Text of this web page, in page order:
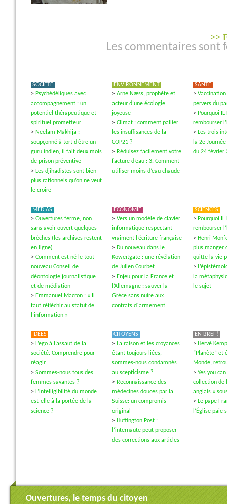
>>
Les commentaires sont
SOCIÉTÉ
> Psychédéliques avec
accompagnement : un
potentiel thérapeutique et
spirituel prometteur
> Neelam Makhija :
soupçonné à tort d’être un
guru indien, il fait deux mois
de prison préventive
> Les djihadistes sont bien
plus rationnels qu’on ne veut
le croire
ENVIRONNEMENT
> Arne Næss, prophète et
acteur d’une écologie
joyeuse
> Climat : comment pallier
les insuffisances de la
COP21 ?
> Réduisez facilement votre
facture d’eau : 3. Comment
utiliser moins d’eau chaude
SANTÉ
>
pervers du
> Pourquoi IL
rembourser
> Les trois
la 2e
du 24 février
MÉDIAS
> Ouvertures ferme, non
sans avoir ouvert quelques
brèches (les archives restent
en ligne)
> Comment est né le tout
nouveau Conseil de
déontologie journalistique
et de médiation
> Emmanuel Macron : « Il
faut réfléchir au statut de
l’information »
ECONOMIE
> Vers un modèle de clavier
informatique respectant
vraiment l’écriture française
> Du nouveau dans le
Koweïtgate : une révélation
de Julien Courbet
> Enjeu pour la France et
l’Allemagne : sauver la
Grèce sans nuire aux
contrats d´armement
SCIENCES
> Pourquoi IL
rembourser
> Henri
plus manger
quitte la vie
>
la
le sujet
IDÉES
> L’ego à l’assaut de la
société. Comprendre pour
réagir
> Sommes-nous tous des
femmes savantes ?
> L’intelligibilité du monde
est-elle à la portée de la
science ?
CITOYENS
> La raison et les croyances
étant toujours liées,
sommes-nous condamnés
au scepticisme ?
> Reconnaissance des
médecines douces par la
Suisse: un compromis
original
> Huffington Post :
l’internaute peut proposer
des corrections aux articles
EN BREF!
> Hervé
“Planète” et
Monde,
> Yes you
collection de
anglais «
> Le pape
l’Église paie
Ouvertures, le temps du citoyen